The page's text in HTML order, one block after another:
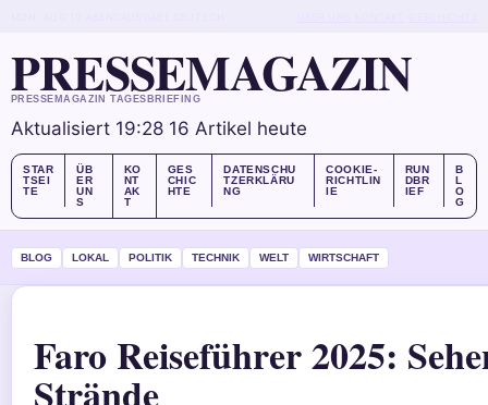
PRESSEMAGAZIN
PRESSEMAGAZIN TAGESBRIEFING
Aktualisiert 19:28 16 Artikel heute
STAR
TSEI
TE
ÜB
ER
UN
S
KO
NT
AK
T
GES
CHIC
HTE
DATENSCHU
TZERKLÄRU
NG
COOKIE-
RICHTLIN
IE
RUN
DBR
IEF
B
L
O
G
BLOG LOKAL POLITIK TECHNIK WELT WIRTSCHAFT
Faro Reiseführer 2025:
Strände